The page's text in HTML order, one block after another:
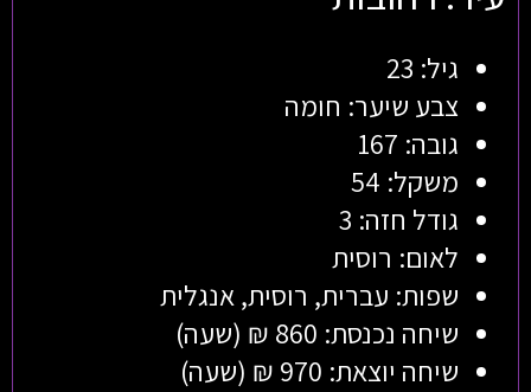
גיל: 23
צבע שיער: חומה
גובה: 167
משקל: 54
גודל חזה: 3
לאום: רוסית
שפות: עברית, רוסית, אנגלית
שיחה נכנסת: 860 ₪ (שעה)
שיחה יוצאת: 970 ₪ (שעה)